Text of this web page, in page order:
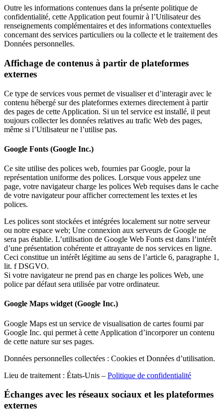
Outre les informations contenues dans la présente politique de
confidentialité, cette Application peut fournir à l’Utilisateur des
renseignements complémentaires et des informations contextuelles
concernant des services particuliers ou la collecte et le traitement des
Données personnelles.
Affichage de contenus à partir de plateformes
externes
Ce type de services vous permet de visualiser et d’interagir avec le
contenu hébergé sur des plateformes externes directement à partir
des pages de cette Application. Si un tel service est installé, il peut
toujours collecter les données relatives au trafic Web des pages,
même si l’Utilisateur ne l’utilise pas.
Google Fonts (Google Inc.)
Ce site utilise des polices web, fournies par Google, pour la
représentation uniforme des polices. Lorsque vous appelez une
page, votre navigateur charge les polices Web requises dans le cache
de votre navigateur pour afficher correctement les textes et les
polices.
Les polices sont stockées et intégrées localement sur notre serveur
ou notre espace web; Une connexion aux serveurs de Google ne
sera pas établie. L’utilisation de Google Web Fonts est dans l’intérêt
d’une présentation cohérente et attrayante de nos services en ligne.
Ceci constitue un intérêt légitime au sens de l’article 6, paragraphe 1,
lit. f DSGVO.
Si votre navigateur ne prend pas en charge les polices Web, une
police par défaut sera utilisée par votre ordinateur.
Google Maps widget (Google Inc.)
Google Maps est un service de visualisation de cartes fourni par
Google Inc. qui permet à cette Application d’incorporer un contenu
de cette nature sur ses pages.
Données personnelles collectées : Cookies et Données d’utilisation.
Lieu de traitement : États-Unis – Politique de confidentialité
Échanges avec les réseaux sociaux et les plateformes
externes